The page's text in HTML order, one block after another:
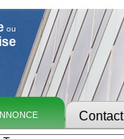
ou
Contact